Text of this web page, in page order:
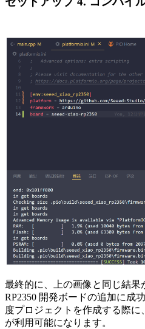
最終的に、上の画像と同じ結
RP2350 開発ボードの追加に成
度プロジェクトを作成する際に
が利用可能になります。